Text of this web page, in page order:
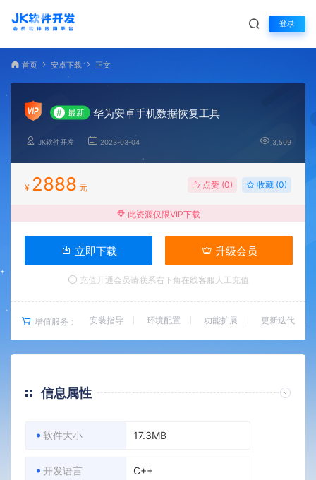
登录
首页 安卓下载 正文
# 最新 华为安卓手机数据恢复工具
JK软件开发 2023-03-04 3,509
¥ 2888 元 点赞 (0) 收藏 (0)
此资源仅限VIP下载
立即下载 升级会员
充值开通会员请联系右下角在线客服人工充值
增值服务： 安装指导 环境配置 功能扩展 更新迭代
信息属性
软件大小 17.3MB
开发语言 C++